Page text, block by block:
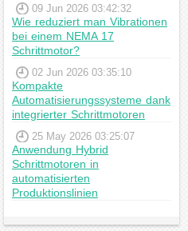
09 Jun 2026 03:42:32
Wie reduziert man Vibrationen
bei einem NEMA 17
Schrittmotor?
02 Jun 2026 03:35:10
Kompakte
Automatisierungssysteme dank
integrierter Schrittmotoren
25 May 2026 03:25:07
Anwendung Hybrid
Schrittmotoren in
automatisierten
Produktionslinien